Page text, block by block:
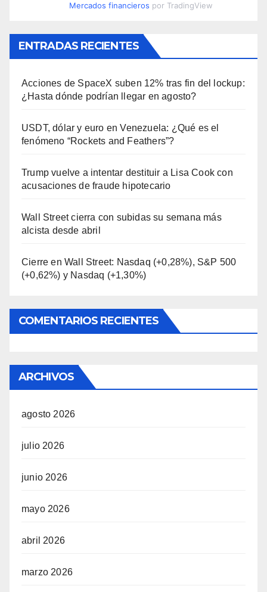
Mercados financieros por TradingView
ENTRADAS RECIENTES
Acciones de SpaceX suben 12% tras fin del lockup:
¿Hasta dónde podrían llegar en agosto?
USDT, dólar y euro en Venezuela: ¿Qué es el
fenómeno “Rockets and Feathers”?
Trump vuelve a intentar destituir a Lisa Cook con
acusaciones de fraude hipotecario
Wall Street cierra con subidas su semana más
alcista desde abril
Cierre en Wall Street: Nasdaq (+0,28%), S&P 500
(+0,62%) y Nasdaq (+1,30%)
COMENTARIOS RECIENTES
ARCHIVOS
agosto 2026
julio 2026
junio 2026
mayo 2026
abril 2026
marzo 2026